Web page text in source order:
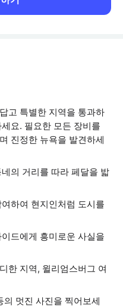
고 특별한 지역을 통과하
요. 필요한 모든 장비를
진정한 뉴욕을 발견하세
의 거리를 따라 페달을 밟
하여 현지인처럼 도시를
드에게 흥미로운 사실을
한 지역, 윌리엄스버그 여
멋진 사진을 찍어보세